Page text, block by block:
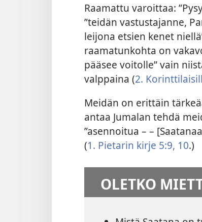
Raamattu varoittaa:
”teidän vastustajanne,
leijona etsien kenet
raamatunkohta on
pääsee voitolle” vain
valppaina (2.
Meidän on erittäin
antaa Jumalan tehdä
”asennoitua – –
(1. Pietarin kirje 5:9, 10.)
OLETKO